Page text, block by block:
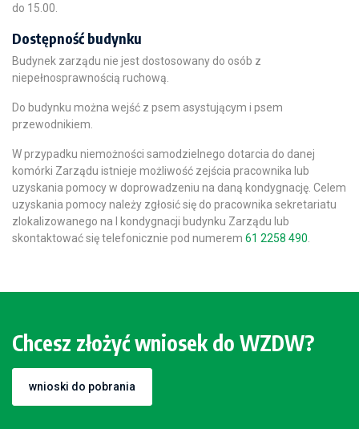
do 15.00.
Dostępność budynku
Budynek zarządu nie jest dostosowany do osób z
niepełnosprawnością ruchową.
Do budynku można wejść z psem asystującym i psem
przewodnikiem.
W przypadku niemożności samodzielnego dotarcia do danej
komórki Zarządu istnieje możliwość zejścia pracownika lub
uzyskania pomocy w doprowadzeniu na daną kondygnację. Celem
uzyskania pomocy należy zgłosić się do pracownika sekretariatu
zlokalizowanego na I kondygnacji budynku Zarządu lub
skontaktować się telefonicznie pod numerem 61 2258 490
Chcesz złożyć wniosek do WZDW?
wnioski do pobrania